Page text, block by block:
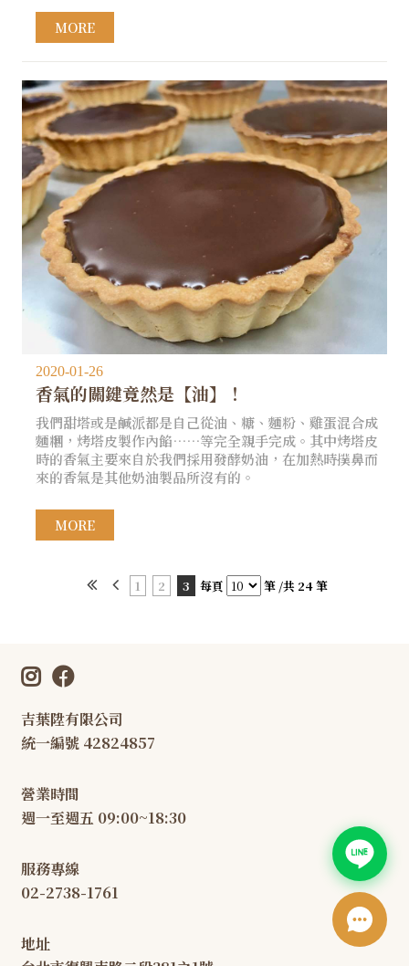
MORE
2020-01-26
香氣的關鍵竟然是【油】！
我們甜塔或是鹹派都是自己從油、糖、麵粉、雞蛋混合成
麵糰，烤塔皮製作內餡……等完全親手完成。其中烤塔皮
時的香氣主要來自於我們採用發酵奶油，在加熱時撲鼻而
來的香氣是其他奶油製品所沒有的。
MORE
1 2 3 每頁 筆 /共 24 筆
吉葉陞有限公司
統一編號 42824857
營業時間
週一至週五 09:00~18:30
服務專線
02-2738-1761
地址